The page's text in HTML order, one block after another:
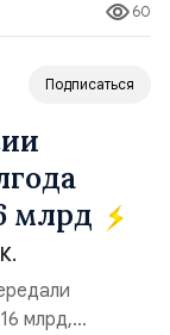
VPN и
60
Подписаться
млрд
млрд,